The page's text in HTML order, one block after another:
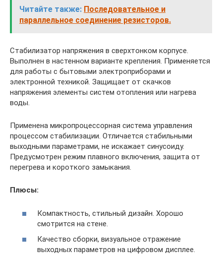
Читайте также: Последовательное и
параллельное соединение резисторов.
Стабилизатор напряжения в сверхтонком корпусе.
Выполнен в настенном варианте крепления. Применяется
для работы с бытовыми электроприборами и
электронной техникой. Защищает от скачков
напряжения элементы систем отопления или нагрева
воды.
Применена микропроцессорная система управления
процессом стабилизации. Отличается стабильными
выходными параметрами, не искажает синусоиду.
Предусмотрен режим плавного включения, защита от
перегрева и короткого замыкания.
Плюсы:
Компактность, стильный дизайн. Хорошо
смотрится на стене.
Качество сборки, визуальное отражение
выходных параметров на цифровом дисплее.